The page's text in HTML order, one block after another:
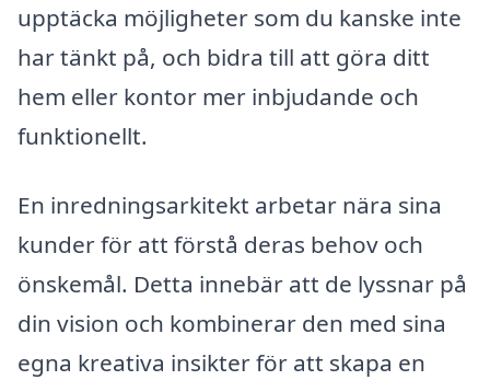
upptäcka möjligheter som du kanske inte
har tänkt på, och bidra till att göra ditt
hem eller kontor mer inbjudande och
funktionellt.
En inredningsarkitekt arbetar nära sina
kunder för att förstå deras behov och
önskemål. Detta innebär att de lyssnar på
din vision och kombinerar den med sina
egna kreativa insikter för att skapa en